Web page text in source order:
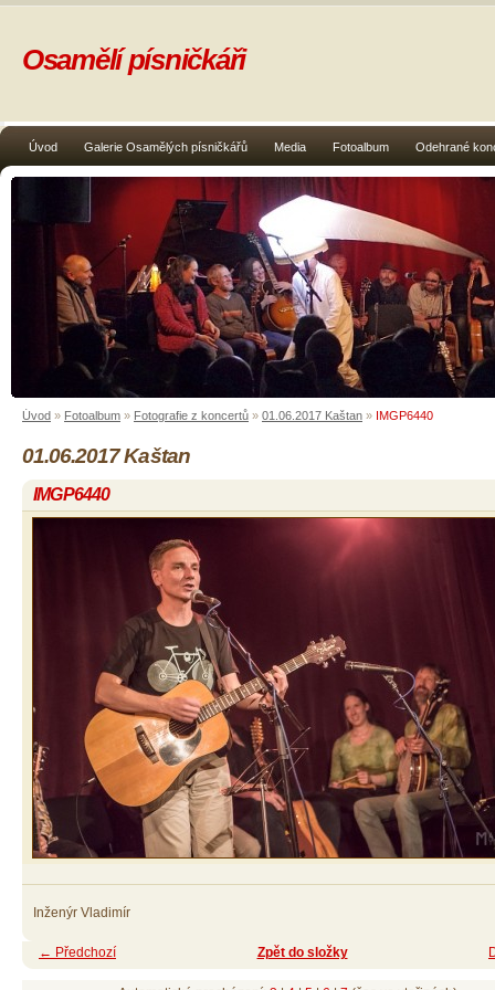
Úvod Galerie Osamělých písničkářů Media Fotoalbum Odehrané
Osamělí písničkáři
Úvod » Fotoalbum » Fotografie z koncertů » 01.06.2017 Kaštan » IMGP6440
01.06.2017 Kaštan
IMGP6440
Inženýr Vladimír
← Předchozí Zpět do složky